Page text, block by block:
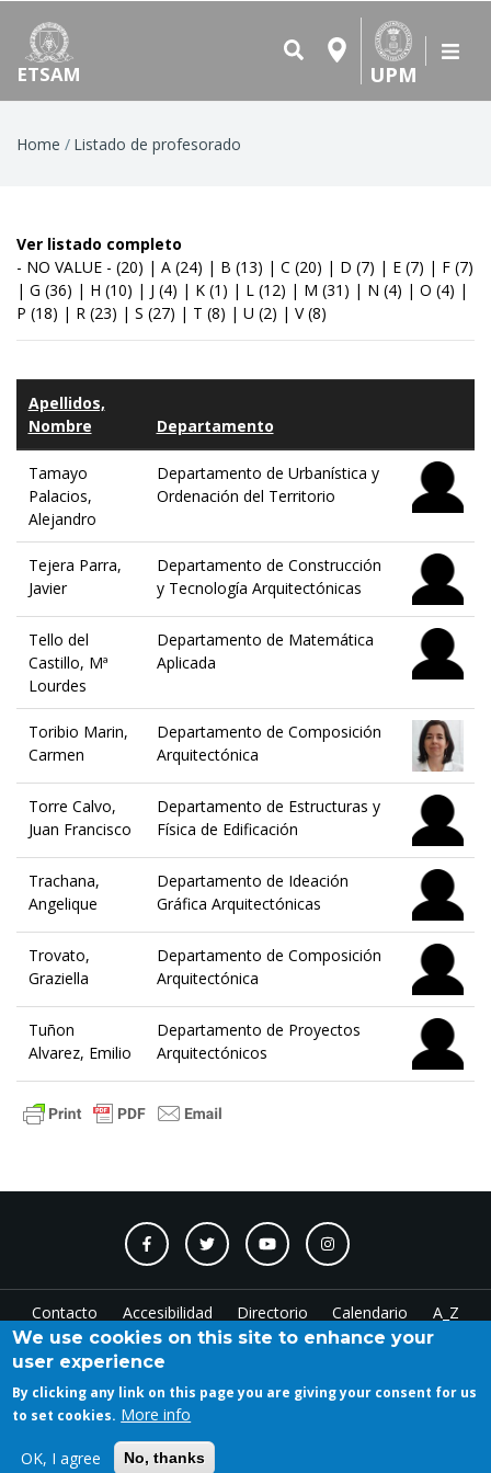
ETSAM UPM
Breadcrumb
Home Listado de profesorado
Ver listado completo
- NO VALUE - (20) | A (24) | B (13) | C (20) | D (7) | E (7) | F (7)
| G (36) | H (10) | J (4) | K (1) | L (12) | M (31) | N (4) | O (4) |
P (18) | R (23) | S (27) | T (8) | U (2) | V(8)
Apellidos,
Nombre
Departamento
Tamayo
Palacios,
Alejandro
Departamento de Urbanística y
Ordenación del Territorio
Tejera Parra,
Javier
Departamento de Construcción
y Tecnología Arquitectónicas
Tello del
Castillo, Mª
Lourdes
Departamento de Matemática
Aplicada
Toribio Marin,
Carmen
Departamento de Composición
Arquitectónica
Torre Calvo,
Juan Francisco
Departamento de Estructuras y
Física de Edificación
Trachana,
Angelique
Departamento de Ideación
Gráfica Arquitectónicas
Trovato,
Graziella
Departamento de Composición
Arquitectónica
Tuñon
Alvarez, Emilio
Departamento de Proyectos
Arquitectónicos
Contacto Accesibilidad Directorio Calendario A_Z
Log in
Copyright © 2023 ETSAM
We use cookies on this site to enhance your
user experience
By clicking any link on this page you are giving your consent for us
to set cookies. More info
OK, I agree No, thanks